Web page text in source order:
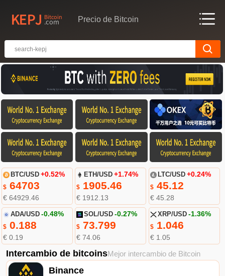
Precio de Bitcoin
BTC/USD +0.52%
$64703
€ 64929.46
ETH/USD +1.74%
$ 1905.46
€ 1912.13
LTC/USD +0.24%
$45.12
€ 45.28
ADA/USD -0.48%
$0.188
€ 0.19
SOL/USD -0.27%
$ 73.799
€ 74.06
XRP/USD -1.36%
$1.046
€ 1.05
Intercambio de bitcoinsMejor intercambio de Bitcoin
Binance